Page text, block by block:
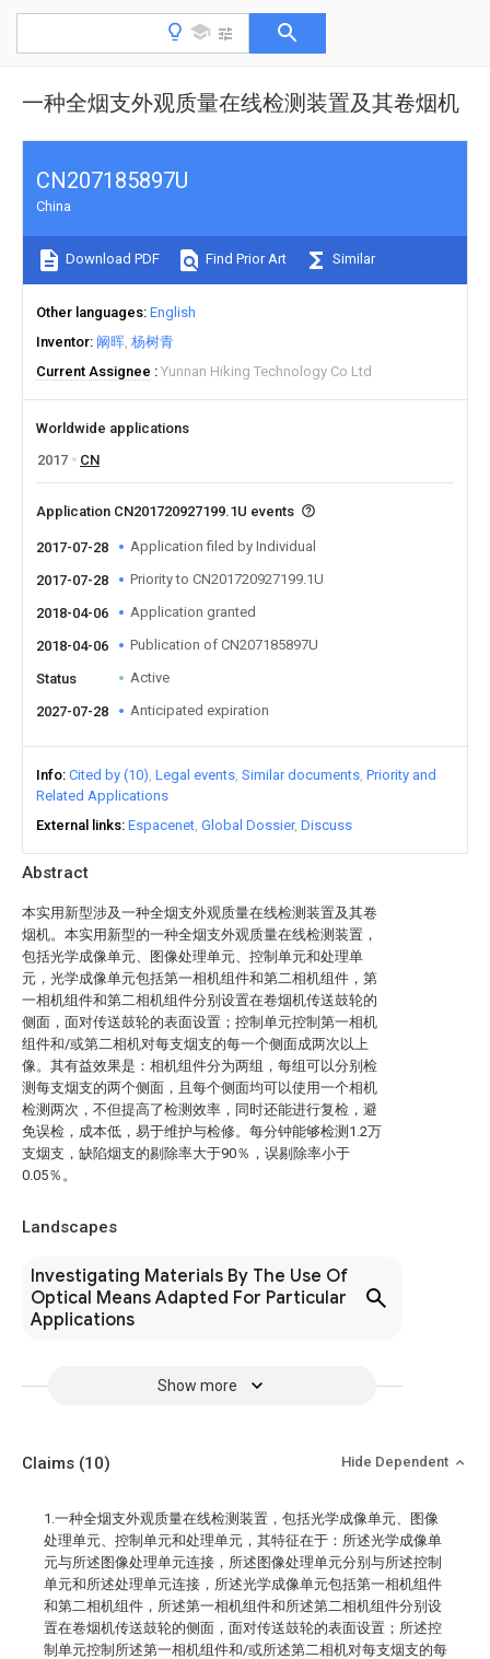
一种全烟支外观质量在线检测装置及其卷烟机
Abstract
本实用新型涉及一种全烟支外观质量在线检测装置及其卷
烟机。本实用新型的一种全烟支外观质量在线检测装置，
包括光学成像单元、图像处理单元、控制单元和处理单
元，光学成像单元包括第一相机组件和第二相机组件，第
一相机组件和第二相机组件分别设置在卷烟机传送鼓轮的
侧面，面对传送鼓轮的表面设置；控制单元控制第一相机
组件和/或第二相机对每支烟支的每一个侧面成两次以上
像。其有益效果是：相机组件分为两组，每组可以分别检
测每支烟支的两个侧面，且每个侧面均可以使用一个相机
检测两次，不但提高了检测效率，同时还能进行复检，避
免误检，成本低，易于维护与检修。每分钟能够检测1.2万
支烟支，缺陷烟支的剔除率大于90％，误剔除率小于
0.05％。
Landscapes
Investigating Materials By The Use Of
Optical Means Adapted For Particular
Applications
Show more
CN207185897U
China
Download PDF Find Prior Art Similar
Other languages English
Inventor 阚晖 杨树青
Current Assignee
Yunnan Hiking Technology Co Ltd
Worldwide applications
2017
CN
Application CN201720927199.1U events
2017-07-28 Application filed by Individual
2017-07-28 Priority to CN201720927199.1U
2018-04-06 Application granted
2018-04-06 Publication of CN207185897U
Status Active
2027-07-28 Anticipated expiration
Info Cited by (10) Legal events Similar documents Priority and
Related Applications
External links Espacenet Global Dossier Discuss
Claims (10) Hide Dependent
1.一种全烟支外观质量在线检测装置，包括光学成像单元、图像
处理单元、控制单元和处理单元，其特征在于：所述光学成像单
元与所述图像处理单元连接，所述图像处理单元分别与所述控制
单元和所述处理单元连接，所述光学成像单元包括第一相机组件
和第二相机组件，所述第一相机组件和所述第二相机组件分别设
置在卷烟机传送鼓轮的侧面，面对传送鼓轮的表面设置；所述控
制单元控制所述第一相机组件和/或所述第二相机对每支烟支的每